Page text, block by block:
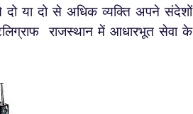
या दो से अधिक व्यक्ति अपने संदेशों
राजस्थान में आधारभूत सेवा के